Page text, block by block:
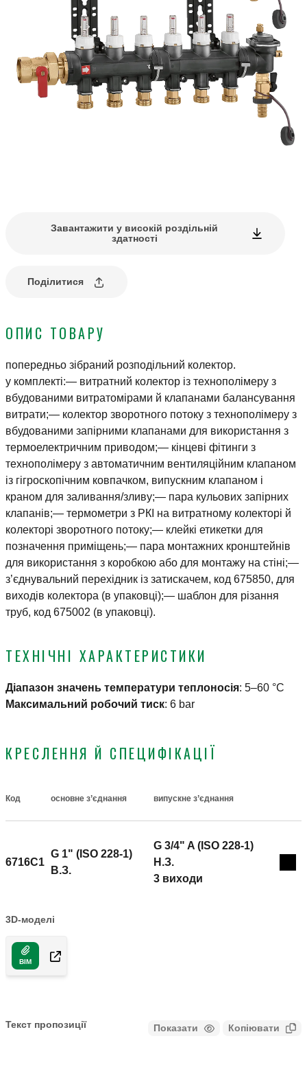
Завантажити у високій роздільній
здатності
Поділитися
ОПИС ТОВАРУ
попередньо зібраний розподільний колектор.
у комплекті:— витратний колектор із технополімеру з
вбудованими витратомірами й клапанами балансування
витрати;— колектор зворотного потоку з технополімеру з
вбудованими запірними клапанами для використання з
термоелектричним приводом;— кінцеві фітинги з
технополімеру з автоматичним вентиляційним клапаном
із гігроскопічним ковпачком, випускним клапаном і
краном для заливання/зливу;— пара кульових запірних
клапанів;— термометри з РКІ на витратному колекторі й
колекторі зворотного потоку;— клейкі етикетки для
позначення приміщень;— пара монтажних кронштейнів
для використання з коробкою або для монтажу на стіні;—
з’єднувальний перехідник із затискачем, код 675850, для
виходів колектора (в упаковці);— шаблон для різання
труб, код 675002 (в упаковці).
ТЕХНІЧНІ ХАРАКТЕРИСТИКИ
Діапазон значень температури теплоносія: 5–60 °C
Максимальний робочий тиск: 6 bar
КРЕСЛЕННЯ Й СПЕЦИФІКАЦІЇ
Код основне з’єднання випускне з’єднання
6716C1
G 1" (ISO 228-1)
B.З.
G 3/4" A (ISO 228-1)
H.З.
3 виходи
3D-моделі
BIM
Текст пропозиції Показати Копіювати